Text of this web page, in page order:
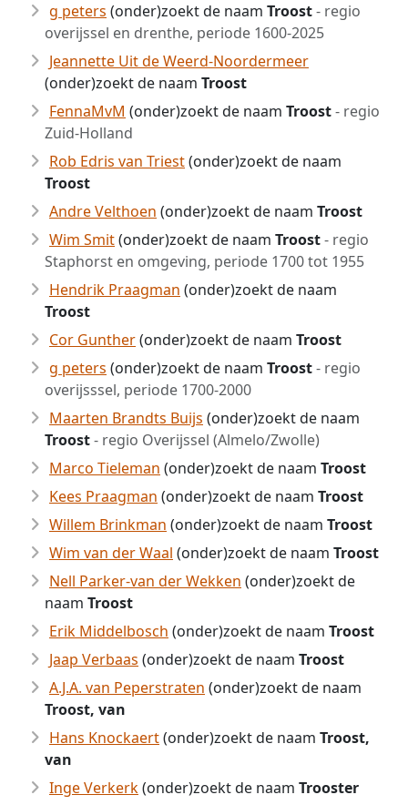
g peters (onder)zoekt de naam Troost- regio
overijssel en drenthe, periode 1600-2025
Jeannette Uit de Weerd-Noordermeer
(onder)zoekt de naam Troost
FennaMvM (onder)zoekt de naam Troost- regio
Zuid-Holland
Rob Edris van Triest(onder)zoekt de naam
Troost
Andre Velthoen (onder)zoekt de naam Troost
Wim Smit(onder)zoekt de naam Troost- regio
Staphorst en omgeving, periode 1700 tot 1955
Hendrik Praagman (onder)zoekt de naam
Troost
Cor Gunther(onder)zoekt de naam Troost
g peters (onder)zoekt de naam Troost- regio
overijsssel, periode 1700-2000
Maarten Brandts Buijs (onder)zoekt de naam
Troost- regio Overijssel (Almelo/Zwolle)
Marco Tieleman (onder)zoekt de naam Troost
Kees Praagman (onder)zoekt de naam Troost
Willem Brinkman (onder)zoekt de naam Troost
Wim van der Waal (onder)zoekt de naam Troost
Nell Parker-van der Wekken (onder)zoekt de
naam Troost
Erik Middelbosch (onder)zoekt de naam Troost
Jaap Verbaas (onder)zoekt de naam Troost
A.J.A. van Peperstraten (onder)zoekt de naam
Troost, van
Hans Knockaert(onder)zoekt de naam Troost,
van
Inge Verkerk(onder)zoekt de naam Trooster